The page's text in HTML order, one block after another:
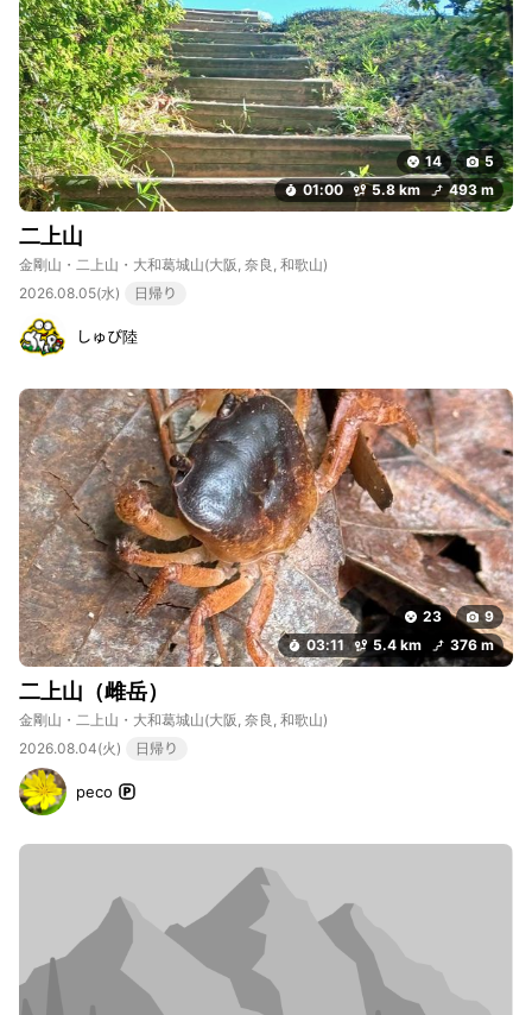
14
5
01:00
5.8 km 493 m
二上山
金剛山・二上山・大和葛城山(大阪, 奈良, 和歌山)
2026.08.05(水)
日帰り
しゅぴ陸
23
9
03:11
5.4 km 376 m
二上山（雌岳）
金剛山・二上山・大和葛城山(大阪, 奈良, 和歌山)
2026.08.04(火)
日帰り
peco